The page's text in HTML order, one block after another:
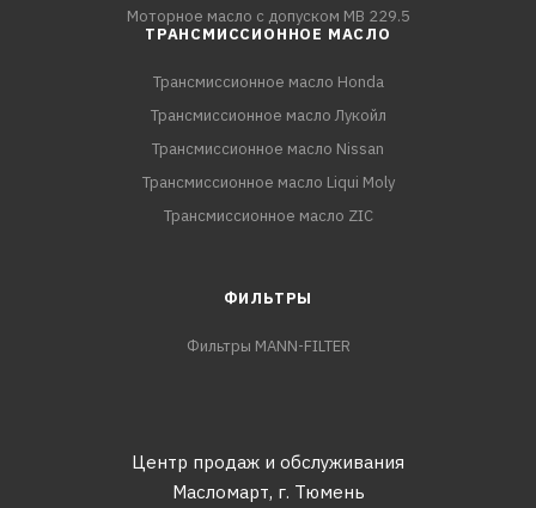
Моторное масло с допуском MB 229.5
ТРАНСМИССИОННОЕ МАСЛО
Трансмиссионное масло Honda
Трансмиссионное масло Лукойл
Трансмиссионное масло Nissan
Трансмиссионное масло Liqui Moly
Трансмиссионное масло ZIC
ФИЛЬТРЫ
Фильтры MANN-FILTER
Центр продаж и обслуживания
Масломарт, г. Тюмень